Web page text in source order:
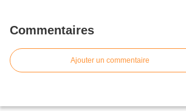
Commentaires
Ajouter un commentaire